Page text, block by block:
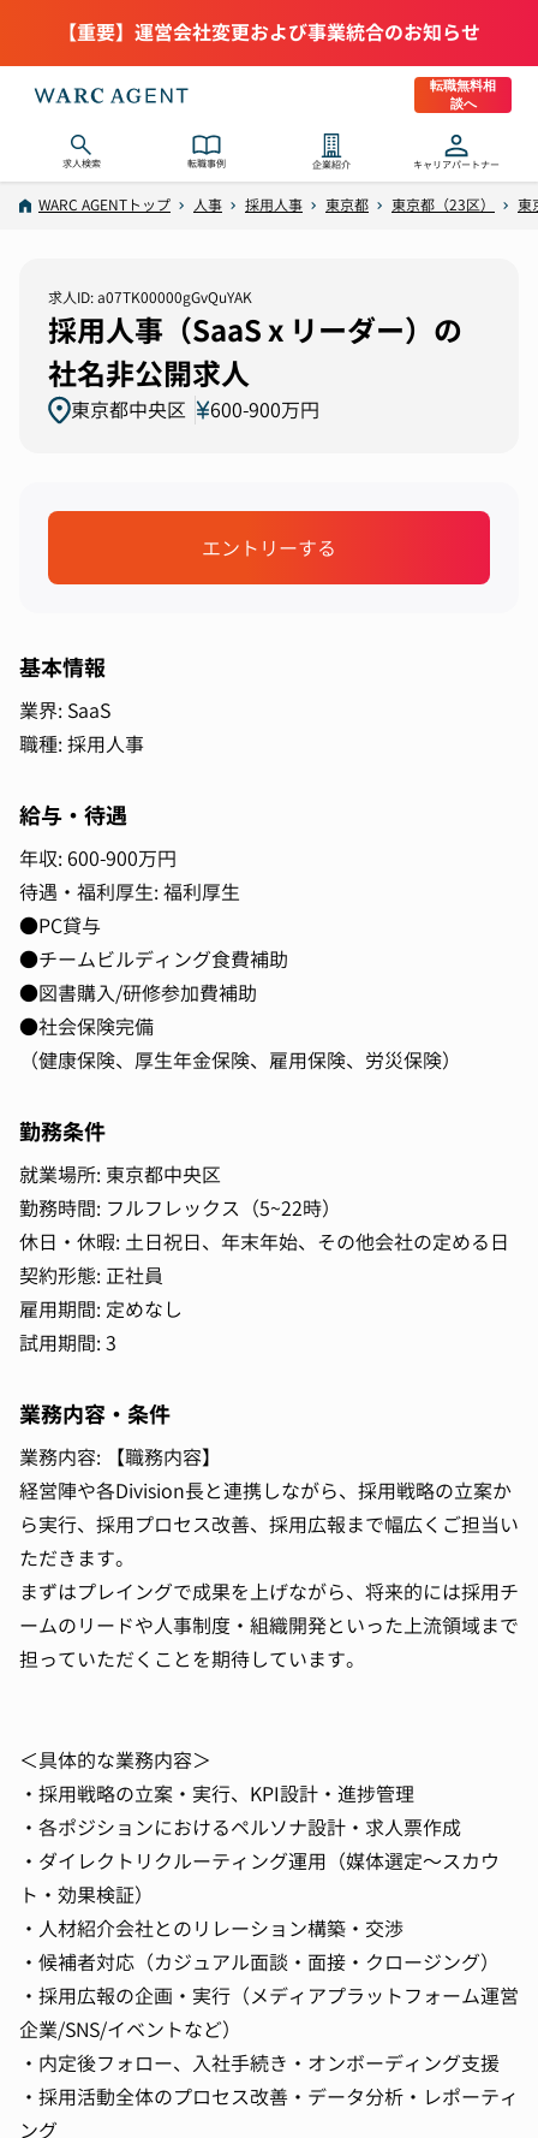
【重要】運営会社変更および事業統合のお知らせ
転職無料相
談へ
求人検索 転職事例 企業紹介 キャリアパートナー
WARC AGENTトップ 人事 採用人事 東京都 東京都（23区） 東
求人ID: a07TK00000gGvQuYAK
採用人事（SaaS x リーダー）の
社名非公開求人
東京都中央区 600-900万円
エントリーする
基本情報
業界: SaaS
職種: 採用人事
給与・待遇
年収: 600-900万円
待遇・福利厚生: 福利厚生
●PC貸与
●チームビルディング食費補助
●図書購入/研修参加費補助
●社会保険完備
（健康保険、厚生年金保険、雇用保険、労災保険）
勤務条件
就業場所: 東京都中央区
勤務時間: フルフレックス（5~22時）
休日・休暇: 土日祝日、年末年始、その他会社の定める日
契約形態: 正社員
雇用期間: 定めなし
試用期間: 3
業務内容・条件
業務内容: 【職務内容】
経営陣や各Division長と連携しながら、採用戦略の立案か
ら実行、採用プロセス改善、採用広報まで幅広くご担当い
ただきます。
まずはプレイングで成果を上げながら、将来的には採用チ
ームのリードや人事制度・組織開発といった上流領域まで
担っていただくことを期待しています。
＜具体的な業務内容＞
・採用戦略の立案・実行、KPI設計・進捗管理
・各ポジションにおけるペルソナ設計・求人票作成
・ダイレクトリクルーティング運用（媒体選定〜スカウ
ト・効果検証）
・人材紹介会社とのリレーション構築・交渉
・候補者対応（カジュアル面談・面接・クロージング）
・採用広報の企画・実行（メディアプラットフォーム運営
企業/SNS/イベントなど）
・内定後フォロー、入社手続き・オンボーディング支援
・採用活動全体のプロセス改善・データ分析・レポーティ
ング